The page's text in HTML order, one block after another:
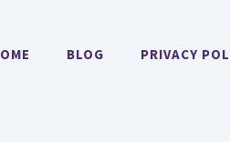
BLOG PRIVACY